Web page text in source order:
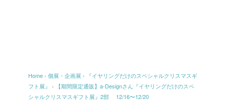
Home › 個展・企画展 ›
『イヤリングだけのスペシャルクリスマスギ
フト展』
›
【期間限定通販】a-Designさん『イヤリングだけのスペ
シャルクリスマスギフト展』2部 12/16〜12/20